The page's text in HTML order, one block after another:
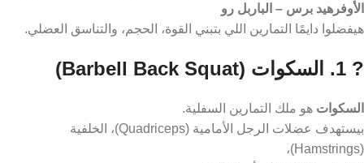
الأوفرهيد برس – الباربل رو
هيفضلوا دايمًا التمارين اللي بتبني القوة، الحجم، والتناسق العضلي.
? 1. السكوات (Barbell Back Squat)
السكوات هو ملك التمارين السفلية.
بيستهدف عضلات الرجل الأمامية (Quadriceps)، الخلفية
(Hamstrings)،